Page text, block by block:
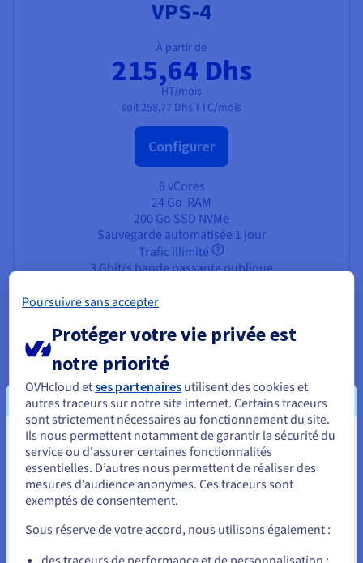
VPS-4
À partir de
215,64 Dhs
HT/mois
soit 258,77 DhsTTC/mois
Configurer
8 vCores
24 Go RAM
200 Go SSD NVMe
Sauvegarde automatisée 1 jour
Trafic illimité
3 Gbit/s bande passante publique
Avantages d'héberger votre VPS
en Autriche
En combinant l'infrastructure d'OVHcloud avec les nouvelles
Zones Locales, votre hébergement VPS Autriche offre des
avantages uniques :
Latence ultra-faible pour Vienne et au-delà – Avec les
Zones Locales, votre VPS est physiquement déployé en
Autriche. Les applications, sites web et API hébergés ici
répondent plus rapidement, offrant aux utilisateurs une
Vous semblez être localisé en États-
Unis.
Pour commander, rendez-vous sur le site de votre pays (États-
Allez sur le site États-Unis
Poursuivre sans accepter
Protéger votre vie privée est
notre priorité
OVHcloud etses partenaires utilisent des cookies et
autres traceurs sur notre site internet. Certains traceurs
sont strictement nécessaires au fonctionnement du site.
Ils nous permettent notamment de garantir la sécurité du
service ou d'assurer certaines fonctionnalités
essentielles. D’autres nous permettent de réaliser des
mesures d’audience anonymes. Ces traceurs sont
exemptés de consentement.
Sous réserve de votre accord, nous utilisons également :